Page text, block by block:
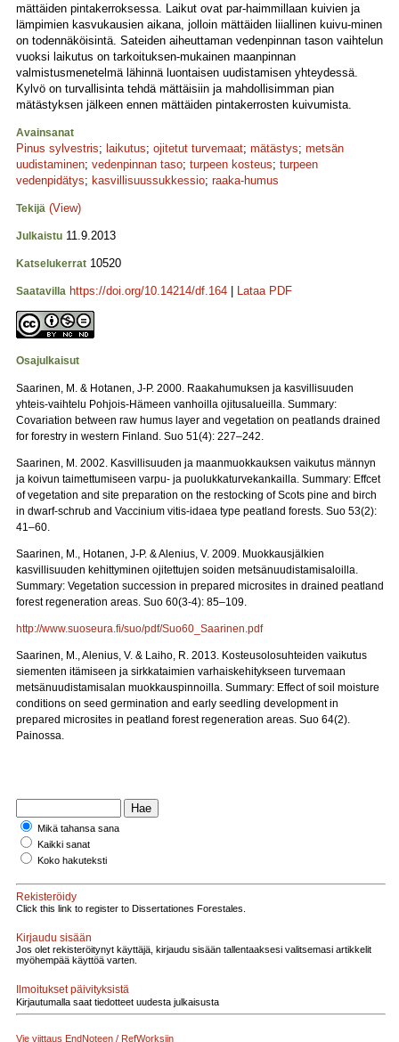
mättäiden pintakerroksessa. Laikut ovat par-haimmillaan kuivien ja
lämpimien kasvukausien aikana, jolloin mättäiden liiallinen kuivu-minen
on todennäköisintä. Sateiden aiheuttaman vedenpinnan tason vaihtelun
vuoksi laikutus on tarkoituksen-mukainen maanpinnan
valmistusmenetelmä lähinnä luontaisen uudistamisen yhteydessä.
Kylvö on turvallisinta tehdä mättäisiin ja mahdollisimman pian
mätästyksen jälkeen ennen mättäiden pintakerrosten kuivumista.
Avainsanat
Pinus sylvestris; laikutus; ojitetut turvemaat; mätästys; metsän
uudistaminen; vedenpinnan taso; turpeen kosteus; turpeen
vedenpidätys; kasvillisuussukkessio; raaka-humus
Tekijä (View)
Julkaistu 11.9.2013
Katselukerrat 10520
Saatavilla https://doi.org/10.14214/df.164 Lataa PDF
Osajulkaisut
Saarinen, M. & Hotanen, J-P. 2000. Raakahumuksen ja kasvillisuuden
yhteis-vaihtelu Pohjois-Hämeen vanhoilla ojitusalueilla. Summary:
Covariation between raw humus layer and vegetation on peatlands drained
for forestry in western Finland. Suo 51(4): 227–242.
Saarinen, M. 2002. Kasvillisuuden ja maanmuokkauksen vaikutus männyn
ja koivun taimettumiseen varpu- ja puolukkaturvekankailla. Summary: Effcet
of vegetation and site preparation on the restocking of Scots pine and birch
in dwarf-schrub and Vaccinium vitis-idaea type peatland forests. Suo 53(2):
41–60.
Saarinen, M., Hotanen, J-P. & Alenius, V. 2009. Muokkausjälkien
kasvillisuuden kehittyminen ojitettujen soiden metsänuudistamisaloilla.
Summary: Vegetation succession in prepared microsites in drained peatland
forest regeneration areas. Suo 60(3-4): 85–109.
http://www.suoseura.fi/suo/pdf/Suo60_Saarinen.pdf
Saarinen, M., Alenius, V. & Laiho, R. 2013. Kosteusolosuhteiden vaikutus
siementen itämiseen ja sirkkataimien varhaiskehitykseen turvemaan
metsänuudistamisalan muokkauspinnoilla. Summary: Effect of soil moisture
conditions on seed germination and early seedling development in
prepared microsites in peatland forest regeneration areas. Suo 64(2).
Painossa.
Mikä tahansa sana
Kaikki sanat
Koko hakuteksti
Rekisteröidy
Click this link to register to Dissertationes Forestales.
Kirjaudu sisään
Jos olet rekisteröitynyt käyttäjä, kirjaudu sisään tallentaaksesi valitsemasi artikkelit
myöhempää käyttöä varten.
Ilmoitukset päivityksistä
Kirjautumalla saat tiedotteet uudesta julkaisusta
Vie viittaus EndNoteen / RefWorksiin